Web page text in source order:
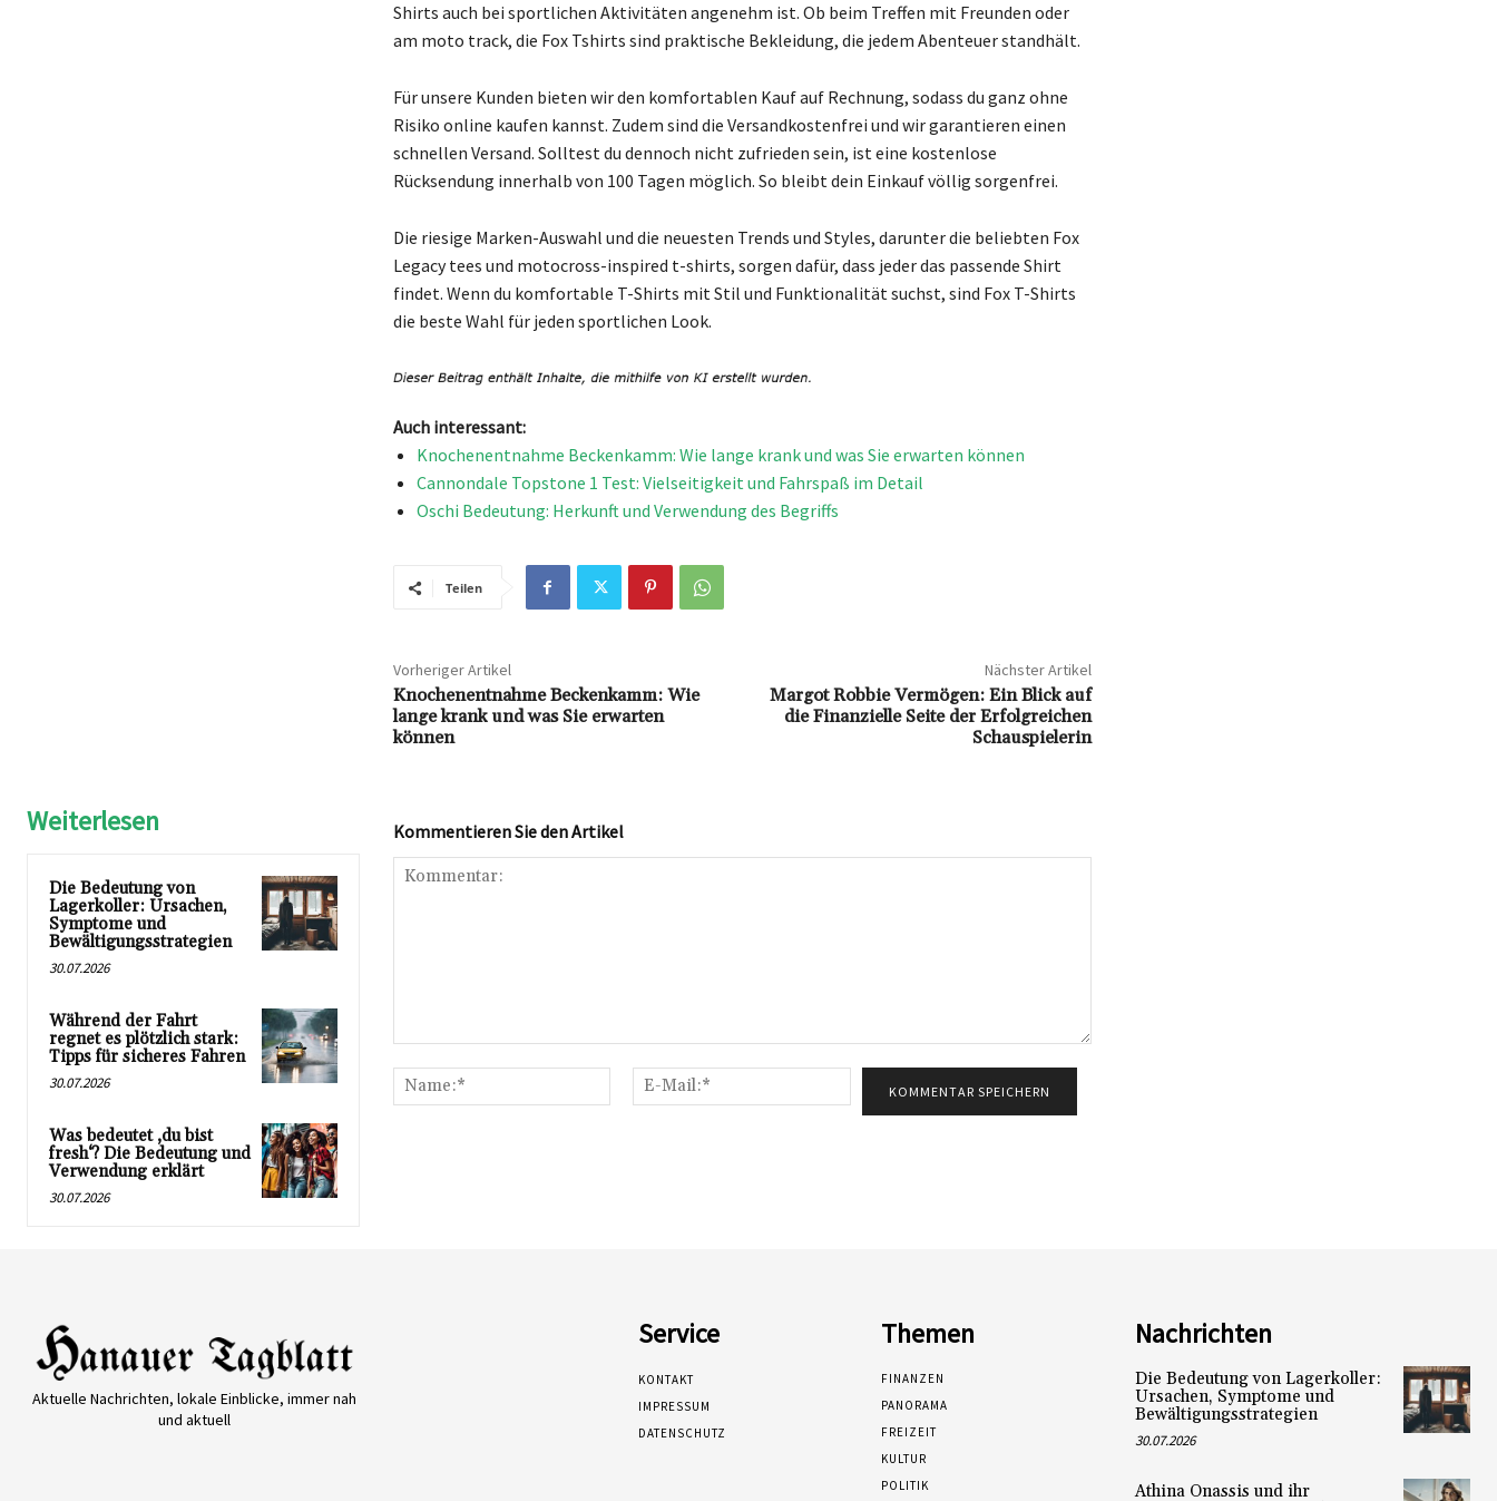
Shirts auch bei sportlichen Aktivitäten angenehm ist. Ob beim Treffen mit Freunden oder
am moto track, die Fox Tshirts sind praktische Bekleidung, die jedem Abenteuer standhält.
Für unsere Kunden bieten wir den komfortablen Kauf auf Rechnung, sodass du ganz ohne
Risiko online kaufen kannst. Zudem sind die Versandkostenfrei und wir garantieren einen
schnellen Versand. Solltest du dennoch nicht zufrieden sein, ist eine kostenlose
Rücksendung innerhalb von 100 Tagen möglich. So bleibt dein Einkauf völlig sorgenfrei.
Die riesige Marken-Auswahl und die neuesten Trends und Styles, darunter die beliebten Fox
Legacy tees und motocross-inspired t-shirts, sorgen dafür, dass jeder das passende Shirt
findet. Wenn du komfortable T-Shirts mit Stil und Funktionalität suchst, sind Fox T-Shirts
die beste Wahl für jeden sportlichen Look.
Auch interessant:
Knochenentnahme Beckenkamm: Wie lange krank und was Sie erwarten können
Cannondale Topstone 1 Test: Vielseitigkeit und Fahrspaß im Detail
Oschi Bedeutung: Herkunft und Verwendung des Begriffs
Teilen
Vorheriger Artikel
Knochenentnahme Beckenkamm: Wie
lange krank und was Sie erwarten
können
Nächster Artikel
Margot Robbie Vermögen: Ein Blick auf
die Finanzielle Seite der Erfolgreichen
Schauspielerin
Weiterlesen
Die Bedeutung von
Lagerkoller: Ursachen,
Symptome und
Bewältigungsstrategien
30.07.2026
Während der Fahrt
regnet es plötzlich stark:
Tipps für sicheres Fahren
30.07.2026
Was bedeutet ‚du bist
fresh‘? Die Bedeutung und
Verwendung erklärt
30.07.2026
Kommentieren Sie den Artikel
Name:*
Mail:*
Aktuelle Nachrichten, lokale Einblicke, immer nah
und aktuell
Service
KONTAKT
IMPRESSUM
DATENSCHUTZ
Themen
FINANZEN
PANORAMA
FREIZEIT
KULTUR
POLITIK
Nachrichten
Die Bedeutung von Lagerkoller:
Ursachen, Symptome und
Bewältigungsstrategien
30.07.2026
Athina Onassis und ihr